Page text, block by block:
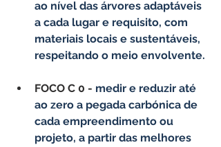
ao nível das árvores adaptáveis
a cada lugar e requisito, com
materiais locais e sustentáveis,
respeitando o meio envolvente.
FOCO C 0 - medir e reduzir até
ao zero a pegada carbónica de
cada empreendimento ou
projeto, a partir das melhores